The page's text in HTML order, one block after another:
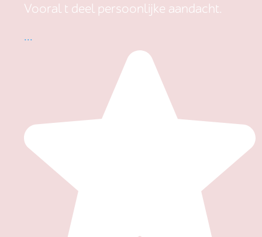
Vooral t deel persoonlijke aandacht.
...